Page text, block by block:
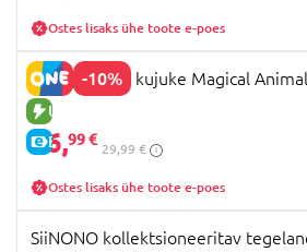
Ostes lisaks ühe toote e-poes
-10%
UUS TOODE
E-HIND
SURI plüüsist kujuke Magical
26,99 €
29,99 €
Ostes lisaks ühe toote e-poes
SiiNONO kollektsioneeritav